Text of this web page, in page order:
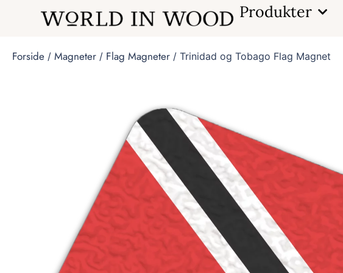
Produkter
Forside / Magneter / Flag Magneter / Trinidad og Tobago Flag Magnet